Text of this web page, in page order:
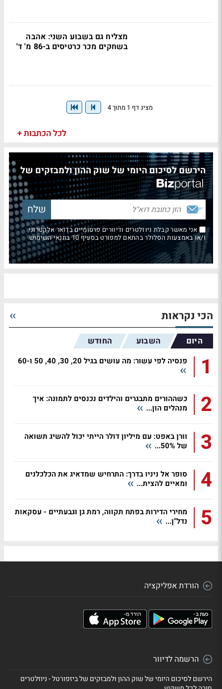
מצליח גם בשבוע השני: אהבה
בשחקים מכר כרטיסים ב-86 מ' ד'
מציג דף 1 מתוך 4
לכל הכתבות +
הירשם לסיכום היומי של שוק ההון ולמבזקים של
אני מאשר קבלת ניוזלטרים ודיוורים פרסומיים בדואר אלקטרוני
ו/או באמצעות הסלולר בהתאם למפורט בסעיף 10 בתנאי השימוש
הכי נקראות
היום השבוע החודש
1 פנסיה לפי עשור: מה עושים בגיל 20, 30, 40, 50 ו-60
2
כשההורים מתבגרים והילדים נכנסים לתמונה: איך
מנהלים הון...
3
וורן באפט: עם מיליון דולר הייתי יכול להשיג תשואה
של 50%...
4
סופר אל ניניו בדרך: התרחיש שמדאיג את הכלכלנים
ומאיים להצית...
5
מחירי הדירות בפתח תקווה, רמת גן וגבעתיים - עסקאות
נדל"ן...
הורדת אפליקציה
הרשמה לדיוור
הירשם לסיכום היומי של שוק ההון ולמבזקים של ביזפורטל - ניוזלטרים